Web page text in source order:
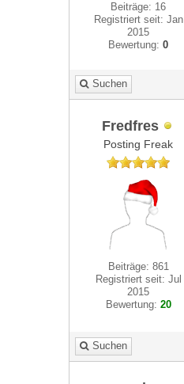
Beiträge: 16
Registriert seit: Jan
2015
Bewertung:0
Suchen
Fredfres
Posting Freak
Beiträge: 861
Registriert seit: Jul
2015
Bewertung: 20
Suchen